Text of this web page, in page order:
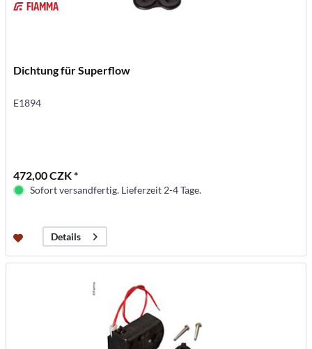
Dichtung für Superflow
E1894
472,00 CZK *
Sofort versandfertig. Lieferzeit 2-4 Tage.
Details